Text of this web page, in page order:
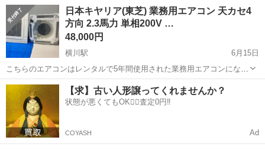
番】 RIAIR YHA-S25P-W 【サイズ】8畳...
広島 広島市 横川駅 季節、空調家電
日本キヤリア(東芝) 業務用エアコン 天カセ4
方向 2.3馬力 単相200V …
48,000円
横川駅
6月15日
こちらのエアコンはレンタルで5年間使用された業務用エアコンになり
ます。 定期的にフィルター清掃、室内機洗浄を行っているため、メン
テナンスの行き届いた状態の良いリユースエアコンとなっています。
レンタル満了後にもプ...
広島 広島市 横川駅 季節、空調家電 業務用エアコン
【求】古い人形譲ってくれませんか？
状態が悪くてもOK🙆‍♀️査定0円‼️
COYASH Ad